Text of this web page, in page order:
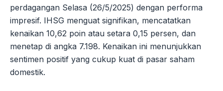
perdagangan Selasa (26/5/2025) dengan performa
impresif. IHSG menguat signifikan, mencatatkan
kenaikan 10,62 poin atau setara 0,15 persen, dan
menetap di angka 7.198. Kenaikan ini menunjukkan
sentimen positif yang cukup kuat di pasar saham
domestik.